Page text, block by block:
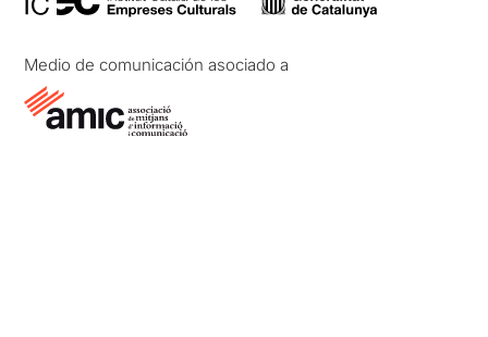
Medio de comunicación asociado a